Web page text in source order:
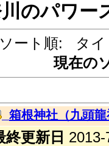
のパワー
ソート順: タ
現在の
箱根神社（九頭
終更新日